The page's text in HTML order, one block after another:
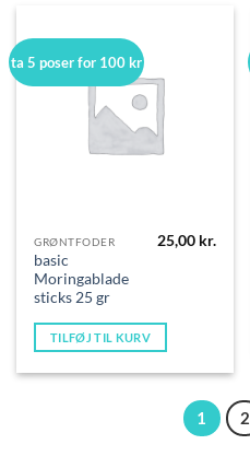
ta 5 poser for 100 kr
GRØNTFODER
basic
Moringablade
sticks 25 gr
25,00 kr.
TILFØJ TIL KURV
1 2